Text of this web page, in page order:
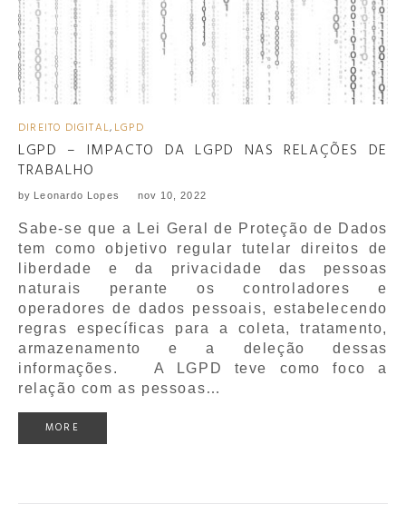
DIREITO DIGITAL, LGPD
LGPD – IMPACTO DA LGPD NAS RELAÇÕES DE
TRABALHO
by Leonardo Lopes nov 10, 2022
Sabe-se que a Lei Geral de Proteção de Dados
tem como objetivo regular tutelar direitos de
liberdade e da privacidade das pessoas
naturais perante os controladores e
operadores de dados pessoais, estabelecendo
regras específicas para a coleta, tratamento,
armazenamento e a deleção dessas
informações. A LGPD teve como foco a
relação com as pessoas…
MORE